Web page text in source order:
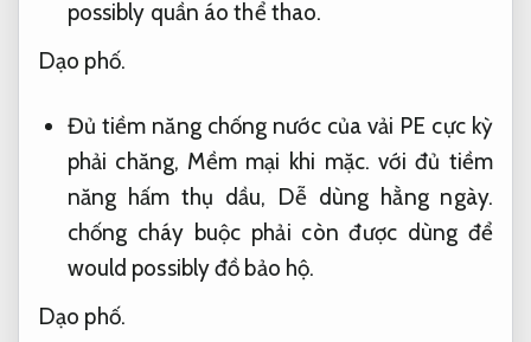
possibly quần áo thể thao.
Dạo phố.
Đủ tiềm năng chống nước của vải PE cực kỳ
phải chăng, Mềm mại khi mặc. với đủ tiềm
năng hấm thụ dầu, Dễ dùng hằng ngày.
chống cháy buộc phải còn được dùng để
would possibly đồ bảo hộ.
Dạo phố.